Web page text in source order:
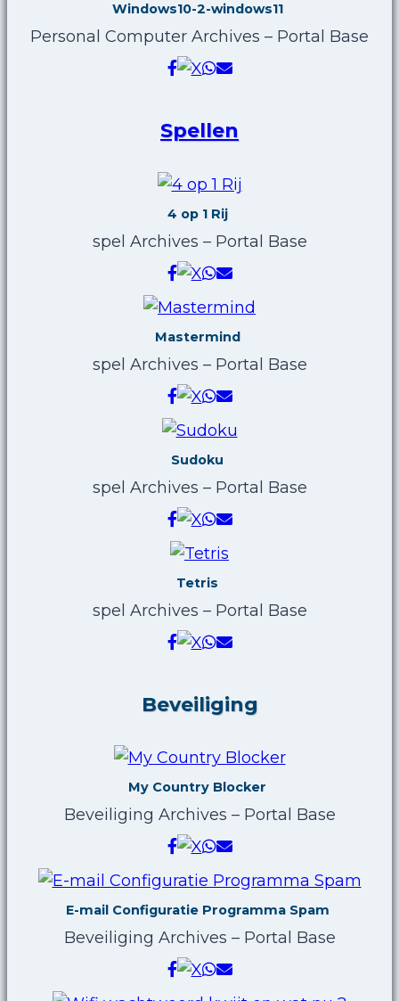
Windows10-2-windows11
Personal Computer Archives – Portal Base
Spellen
4 op 1 Rij
spel Archives – Portal Base
Mastermind
spel Archives – Portal Base
Sudoku
spel Archives – Portal Base
Tetris
spel Archives – Portal Base
Beveiliging
My Country Blocker
Beveiliging Archives – Portal Base
E-mail Configuratie Programma Spam
Beveiliging Archives – Portal Base